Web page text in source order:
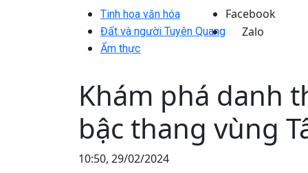
Tinh hoa văn hóa
Đất và người Tuyên Quang
Ẩm thực
Facebook
Zalo
Khám phá danh
bậc thang vùng
10:50, 29/02/2024